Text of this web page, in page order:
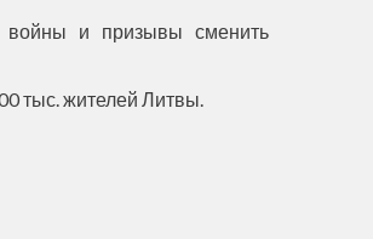
войны и призывы сменить
тыс. жителей Литвы.